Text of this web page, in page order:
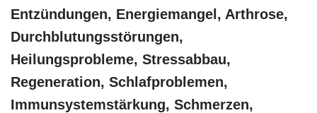
Entzündungen, Energiemangel, Arthrose,
Durchblutungsstörungen,
Heilungsprobleme, Stressabbau,
Regeneration, Schlafproblemen,
Immunsystemstärkung, Schmerzen,